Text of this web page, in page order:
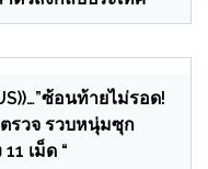
ซ้อนท้ายไม่รอด!
รวจ รวบหนุ่มซุก
เม็ด “